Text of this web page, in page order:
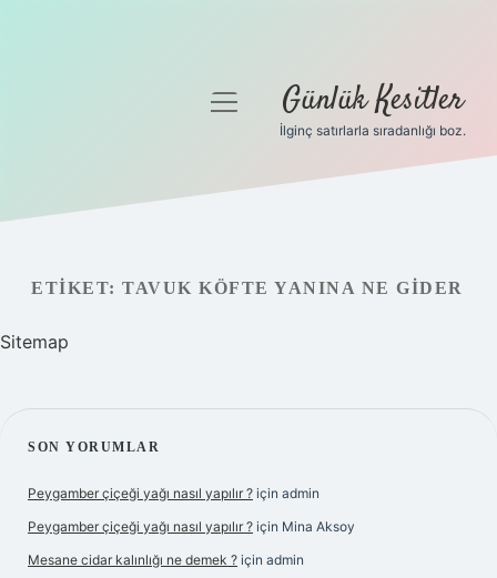
Hakkımızda
menüyü
Günlük Kesitler
İlginç satırlarla sıradanlığı boz.
ETIKET: TAVUK KÖFTE YANINA NE GIDER
Sitemap
SIDEBAR
SON YORUMLAR
Peygamber çiçeği yağı nasıl yapılır ? için admin
Peygamber çiçeği yağı nasıl yapılır ? için Mina Aksoy
Mesane cidar kalınlığı ne demek ? için admin